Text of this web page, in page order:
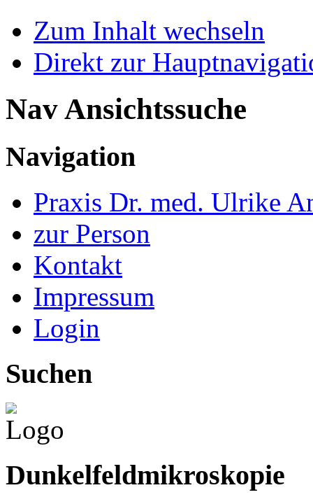
Zum Inhalt wechseln
Direkt zur
Nav Ansichtssuche
Navigation
Praxis Dr. med. Ulrike
zur Person
Kontakt
Impressum
Login
Suchen
Dunkelfeldmikroskopie